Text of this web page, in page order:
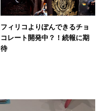
フィリコよりぽんできるチョ
コレート開発中？！続報に期
待